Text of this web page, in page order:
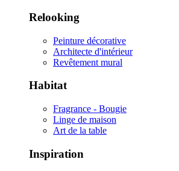
Relooking
Peinture décorative
Architecte d'intérieur
Revêtement mural
Habitat
Fragrance - Bougie
Linge de maison
Art de la table
Inspiration